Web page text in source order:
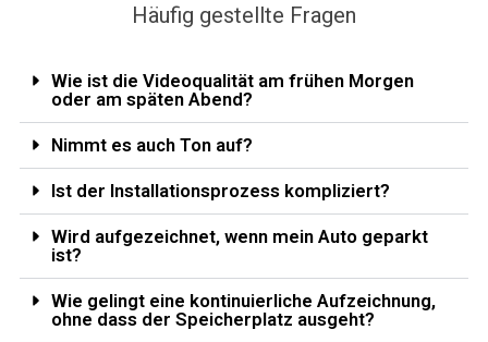
Häufig gestellte Fragen
Wie ist die Videoqualität am frühen Morgen
oder am späten Abend?
Nimmt es auch Ton auf?
Ist der Installationsprozess kompliziert?
Wird aufgezeichnet, wenn mein Auto geparkt
ist?
Wie gelingt eine kontinuierliche Aufzeichnung,
ohne dass der Speicherplatz ausgeht?